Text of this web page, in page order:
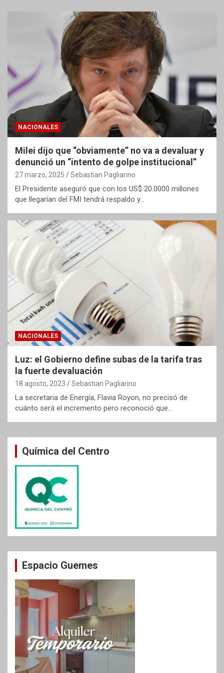
NACIONALES
Milei dijo que “obviamente” no va a devaluar y
denunció un “intento de golpe institucional”
27 marzo, 2025 Sebastian Pagliarino
El Presidente aseguró que con los US$ 20.0000 millones
que llegarían del FMI tendrá respaldo y…
NACIONALES
Luz: el Gobierno define subas de la tarifa tras
la fuerte devaluación
18 agosto, 2023 Sebastian Pagliarino
La secretaria de Energía, Flavia Royon, no precisó de
cuánto será el incremento pero reconoció que…
Química del Centro
Espacio Guemes